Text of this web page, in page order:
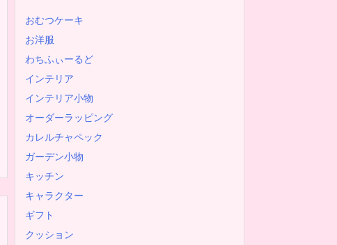
おむつケーキ
お洋服
わちふぃーるど
インテリア
インテリア小物
オーダーラッピング
カレルチャペック
ガーデン小物
キッチン
キャラクター
ギフト
クッション